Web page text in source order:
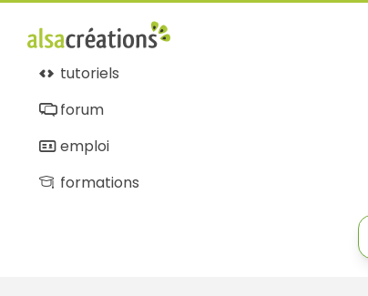
tutoriels
forum
emploi
formations